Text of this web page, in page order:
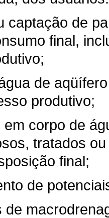
captação de
final,
de
produtivo;
em corpo de
tratados
final;
de
de